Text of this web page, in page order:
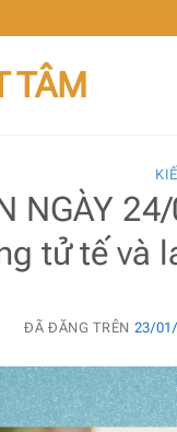
TÂM
NGÀY
tử tế và
ĐÃ ĐĂNG TRÊN 23/